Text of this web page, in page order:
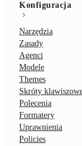
Konfiguracja
Narzędzia
Zasady
Agenci
Modele
Themes
Skróty
Polecenia
Formatery
Uprawnienia
Policies